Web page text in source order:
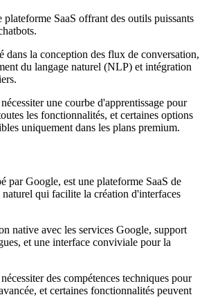
plateforme SaaS offrant des outils puissants
dans la conception des flux de conversation,
du langage naturel (NLP) et intégration
une courbe d'apprentissage pour
les fonctionnalités, et certaines options
uniquement dans les plans premium.
par Google, est une plateforme SaaS de
qui facilite la création d'interfaces
native avec les services Google, support
et une interface conviviale pour la
des compétences techniques pour
et certaines fonctionnalités peuvent